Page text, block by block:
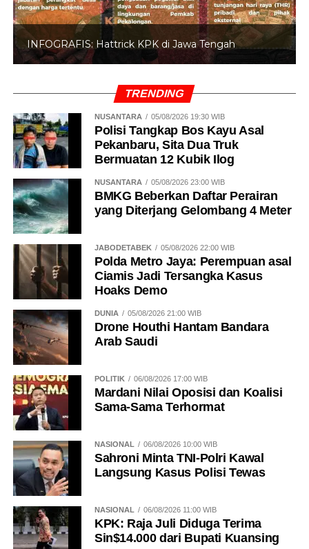
INFOGRAFIS: Hattrick KPK di Jawa Tengah
TRENDING
NUSANTARA 05/08/2026 19:30 WIB
Polisi Tangkap Bos Kayu Asal
Pekanbaru, Sita Dua Truk
Bermuatan 12 Kubik Ilog
NUSANTARA 05/08/2026 23:00 WIB
BMKG Beberkan Daftar Perairan
yang Diterjang Gelombang 4 Meter
JABODETABEK 05/08/2026 22:00 WIB
Polda Metro Jaya: Perempuan asal
Ciamis Jadi Tersangka Kasus
Hoaks Demo
DUNIA 05/08/2026 21:00 WIB
Drone Houthi Hantam Bandara
Arab Saudi
POLITIK 06/08/2026 17:00 WIB
Mardani Nilai Oposisi dan Koalisi
Sama-Sama Terhormat
NASIONAL 06/08/2026 10:00 WIB
Sahroni Minta TNI-Polri Kawal
Langsung Kasus Polisi Tewas
NASIONAL 06/08/2026 11:00 WIB
KPK: Raja Juli Diduga Terima
Sin$14.000 dari Bupati Kuansing